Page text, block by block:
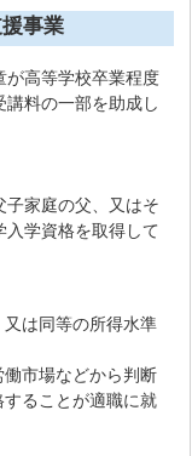
事業
高等学校卒業程度
料の一部を助成し
家庭の父、又はそ
入学資格を取得して
は同等の所得水準
市場などから判断
ることが適職に就